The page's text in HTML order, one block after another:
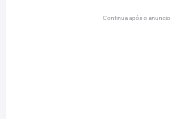
Continua após o anuncio